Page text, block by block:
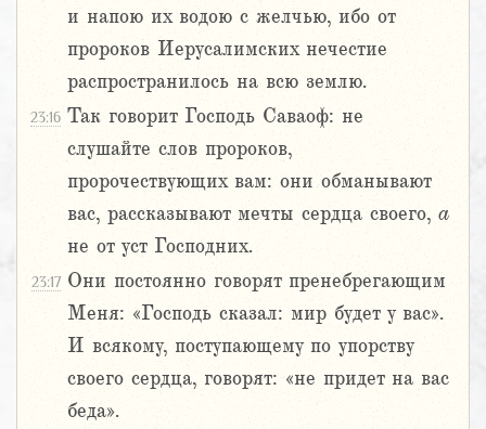
и напою их водою с желчью, ибо от
пророков Иерусалимских нечестие
распространилось на всю землю.
23:16 Так говорит Господь Саваоф: не
слушайте слов пророков,
пророчествующих вам: они обманывают
вас, рассказывают мечты сердца своего, а
не от уст Господних.
23:17 Они постоянно говорят пренебрегающим
Меня: «Господь сказал: мир будет у вас».
И всякому, поступающему по упорству
своего сердца, говорят: «не придет на вас
беда».